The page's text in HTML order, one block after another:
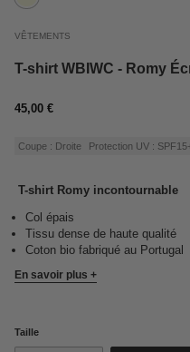
VÊTEMENTS
T-shirt WBIWC - Romy
Prix
45,00 €
Coupe : Droite Protection UV :
T-shirt Romy incontournable
Col épais
Tissu dense de haute qualité
Coton bio fabriqué au Portugal
En savoir plus +
Taille